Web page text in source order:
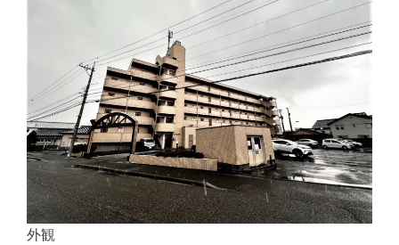
外観